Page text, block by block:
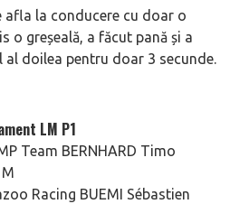
afla la conducere cu doar o
o greșeală, a făcut pană și a
al doilea pentru doar 3 secunde.
LM P1
Team BERNHARD Timo
Racing BUEMI Sébastien